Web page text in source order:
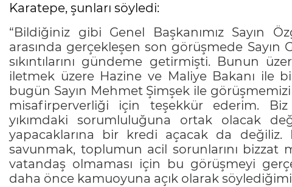
Karatepe, şunları söyledi:
“Bildiğiniz gibi Genel Başkanımız Sayın
arasında gerçekleşen son görüşmede Sayın
sıkıntılarını gündeme getirmişti. Bunun
iletmek üzere Hazine ve Maliye Bakanı ile
bugün Sayın Mehmet Şimşek ile
misafirperverliği için teşekkür ederim.
yıkımdaki sorumluluğuna ortak olacak
yapacaklarına bir kredi açacak da değiliz.
savunmak, toplumun acil sorunlarını bizzat
vatandaş olmaması için bu görüşmeyi
daha önce kamuoyuna açık olarak